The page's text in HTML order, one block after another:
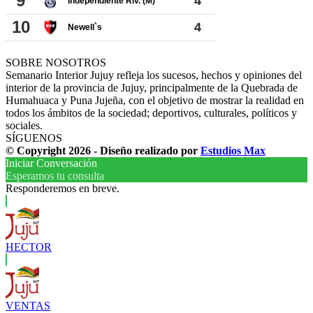
SOBRE NOSOTROS
Semanario Interior Jujuy refleja los sucesos, hechos y opiniones del
interior de la provincia de Jujuy, principalmente de la Quebrada de
Humahuaca y Puna Jujeña, con el objetivo de mostrar la realidad en
todos los ámbitos de la sociedad; deportivos, culturales, políticos y
sociales.
SÍGUENOS
© Copyright 2026 - Diseño realizado por Estudios Max
Iniciar Conversación
Esperamos tu consulta
Responderemos en breve.
HECTOR
VENTAS